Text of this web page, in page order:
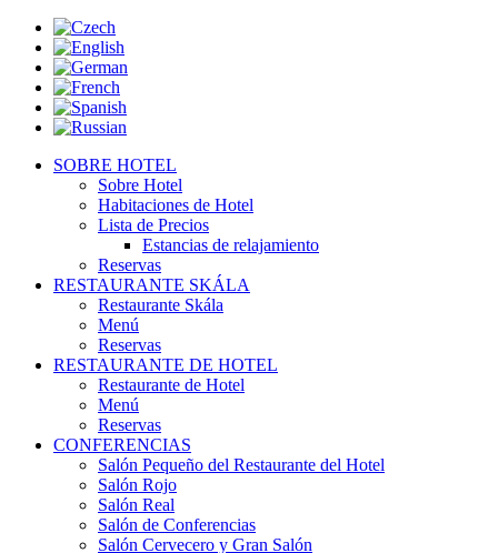
SOBRE HOTEL
Sobre Hotel
Habitaciones de Hotel
Lista de Precios
Estancias de relajamiento
Reservas
RESTAURANTE SKÁLA
Restaurante Skála
Menú
Reservas
RESTAURANTE DE HOTEL
Restaurante de Hotel
Menú
Reservas
CONFERENCIAS
Salón Pequeño del Restaurante del Hotel
Salón Rojo
Salón Real
Salón de Conferencias
Salón Cervecero y Gran Salón